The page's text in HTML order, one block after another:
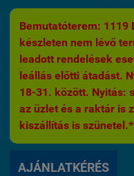
Bemutatóterem: 1119
készleten nem lévő
leadott rendelések
leállás előtti átadást.
18-31. között. Nyitás:
az üzlet és a raktár is
kiszállítás is
AJÁNLATKÉRÉS